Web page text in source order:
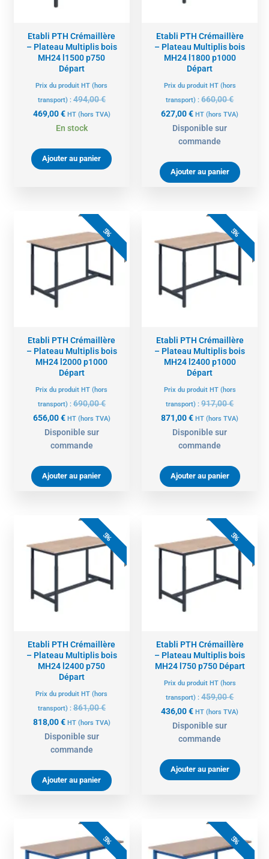
Etabli PTH Crémaillère
– Plateau Multiplis bois
MH24 l1500 p750
Départ
Prix du produit HT (hors
transport) : 494,00€
469,00€ HT (hors TVA)
En stock
Ajouter au panier
Etabli PTH Crémaillère
– Plateau Multiplis bois
MH24 l1800 p1000
Départ
Prix du produit HT (hors
transport) :660,00€
627,00€ HT (hors TVA)
Disponible sur
commande
Ajouter au panier
5%
Etabli PTH Crémaillère
– Plateau Multiplis bois
MH24 l2000 p1000
Départ
Prix du produit HT (hors
transport) : 690,00€
prix
initial
était :
656,00€
actuel
656,00 €.
HT (hors TVA)
Disponible sur
commande
Ajouter au panier
5%
Etabli PTH Crémaillère
– Plateau Multiplis bois
MH24 l2400 p1000
Départ
Prix du produit HT (hors
transport) :917,00€
prix
initial
était :
871,00€
actuel
871,00 €.
HT (hors TVA)
Disponible sur
commande
Ajouter au panier
5%
Etabli PTH Crémaillère
– Plateau Multiplis bois
MH24 l2400 p750
Départ
Prix du produit HT (hors
transport) : 861,00€
prix
initial
était :
818,00€
actuel
818,00 €.
HT (hors TVA)
Disponible sur
commande
Ajouter au panier
5%
Etabli PTH Crémaillère
– Plateau Multiplis bois
MH24 l750 p750 Départ
Prix du produit HT (hors
transport) :459,00€
prix
initial
était :
436,00€
actuel
436,00 €.
HT (hors TVA)
Disponible sur
commande
Ajouter au panier
5%
prix
initial
prix
actuel
5%
prix
initial
prix
actuel